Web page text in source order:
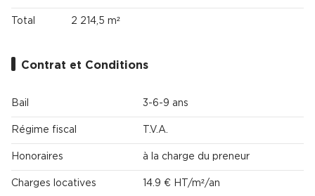
Total 2 214,5 m²
Contrat et Conditions
Bail 3-6-9 ans
Régime fiscal T.V.A.
Honoraires à la charge du preneur
Charges locatives 14.9 € HT/m²/an